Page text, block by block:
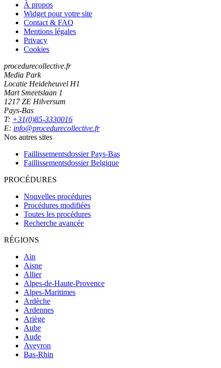
À propos
Widget pour votre site
Contact & FAQ
Mentions légales
Privacy
Cookies
procedurecollective.fr
Media Park
Locatie Heideheuvel H1
Mart Smeetslaan 1
1217 ZE Hilversum
Pays-Bas
T: +31(0)85-3330016
E: info@procedurecollective.fr
Nos autres sites
Faillissementsdossier Pays-Bas
Faillissementsdossier Belgique
PROCÉDURES
Nouvelles procédures
Procédures modifiées
Toutes les procédures
Recherche avancée
RÉGIONS
Ain
Aisne
Allier
Alpes-de-Haute-Provence
Alpes-Maritimes
Ardèche
Ardennes
Ariège
Aube
Aude
Aveyron
Bas-Rhin